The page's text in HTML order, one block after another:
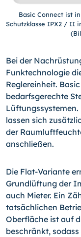
Basic Connect ist
Schutzklasse IPX2 / II
Bei der
Funktechnologie
Reglereinheit.
bedarfsgerechte
lassen sich
der
anschließen.
Die Flat-Variante
Grundlüftung der
auch Mieter. Ein
tatsächlichen
Oberfläche ist auf
beschränkt,